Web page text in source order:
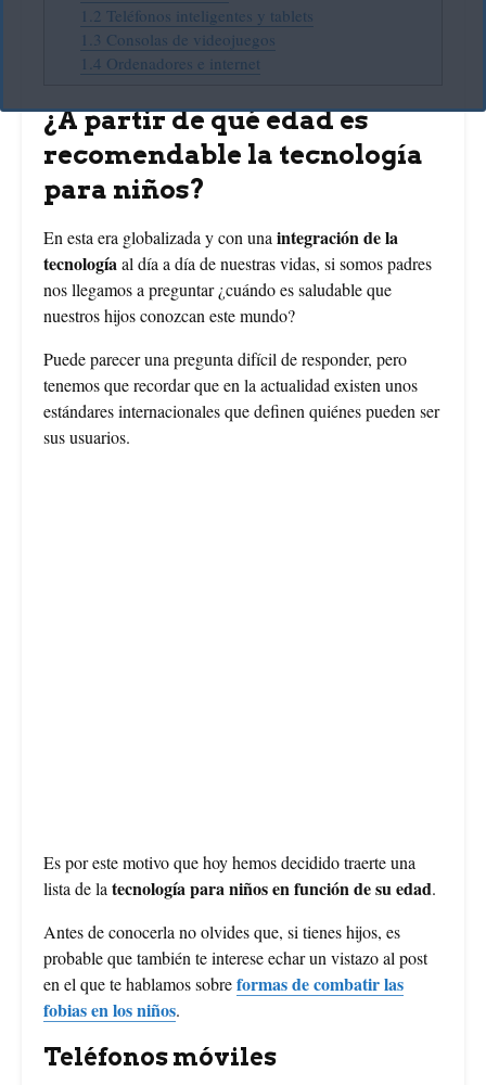
1.2 Teléfonos inteligentes y tablets
1.3 Consolas de videojuegos
1.4 Ordenadores e internet
¿A partir de qué edad es
recomendable la tecnología
para niños?
En esta era globalizada y con una integración de la
tecnología al día a día de nuestras vidas, si somos padres
nos llegamos a preguntar ¿cuándo es saludable que
nuestros hijos conozcan este mundo?
Puede parecer una pregunta difícil de responder, pero
tenemos que recordar que en la actualidad existen unos
estándares internacionales que definen quiénes pueden ser
sus usuarios.
Es por este motivo que hoy hemos decidido traerte una
lista de la tecnología para niños en función de su edad.
Antes de conocerla no olvides que, si tienes hijos, es
probable que también te interese echar un vistazo al post
en el que te hablamos sobreformas de combatir las
fobias en los niños.
Teléfonos móviles